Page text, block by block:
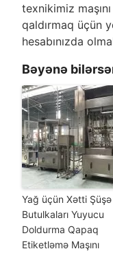
texnikimiz
qaldırmaq üçün
hesabınızda
Bəyənə
Yağ üçün Xətti Şüşə
Butulkaları Yuyucu
Doldurma Qapaq
Etiketləmə Maşını